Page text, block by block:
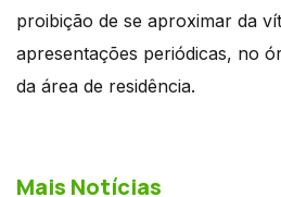
proibição de se aproximar da
apresentações periódicas, no
da área de residência.
Mais Notícias